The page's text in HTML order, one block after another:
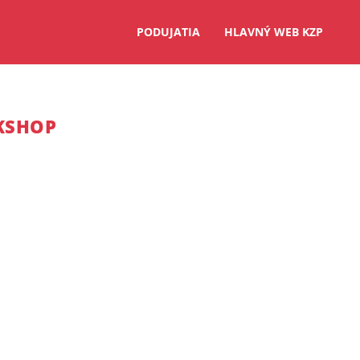
PODUJATIA HLAVNÝ WEB KZP